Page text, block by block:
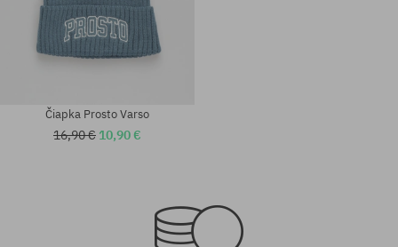
XXL
Čiapka Prosto Varso
16,90 € 10,90 €